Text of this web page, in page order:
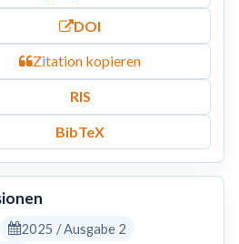
DOI
Zitation kopieren
RIS
BibTeX
2025 / Ausgabe 2